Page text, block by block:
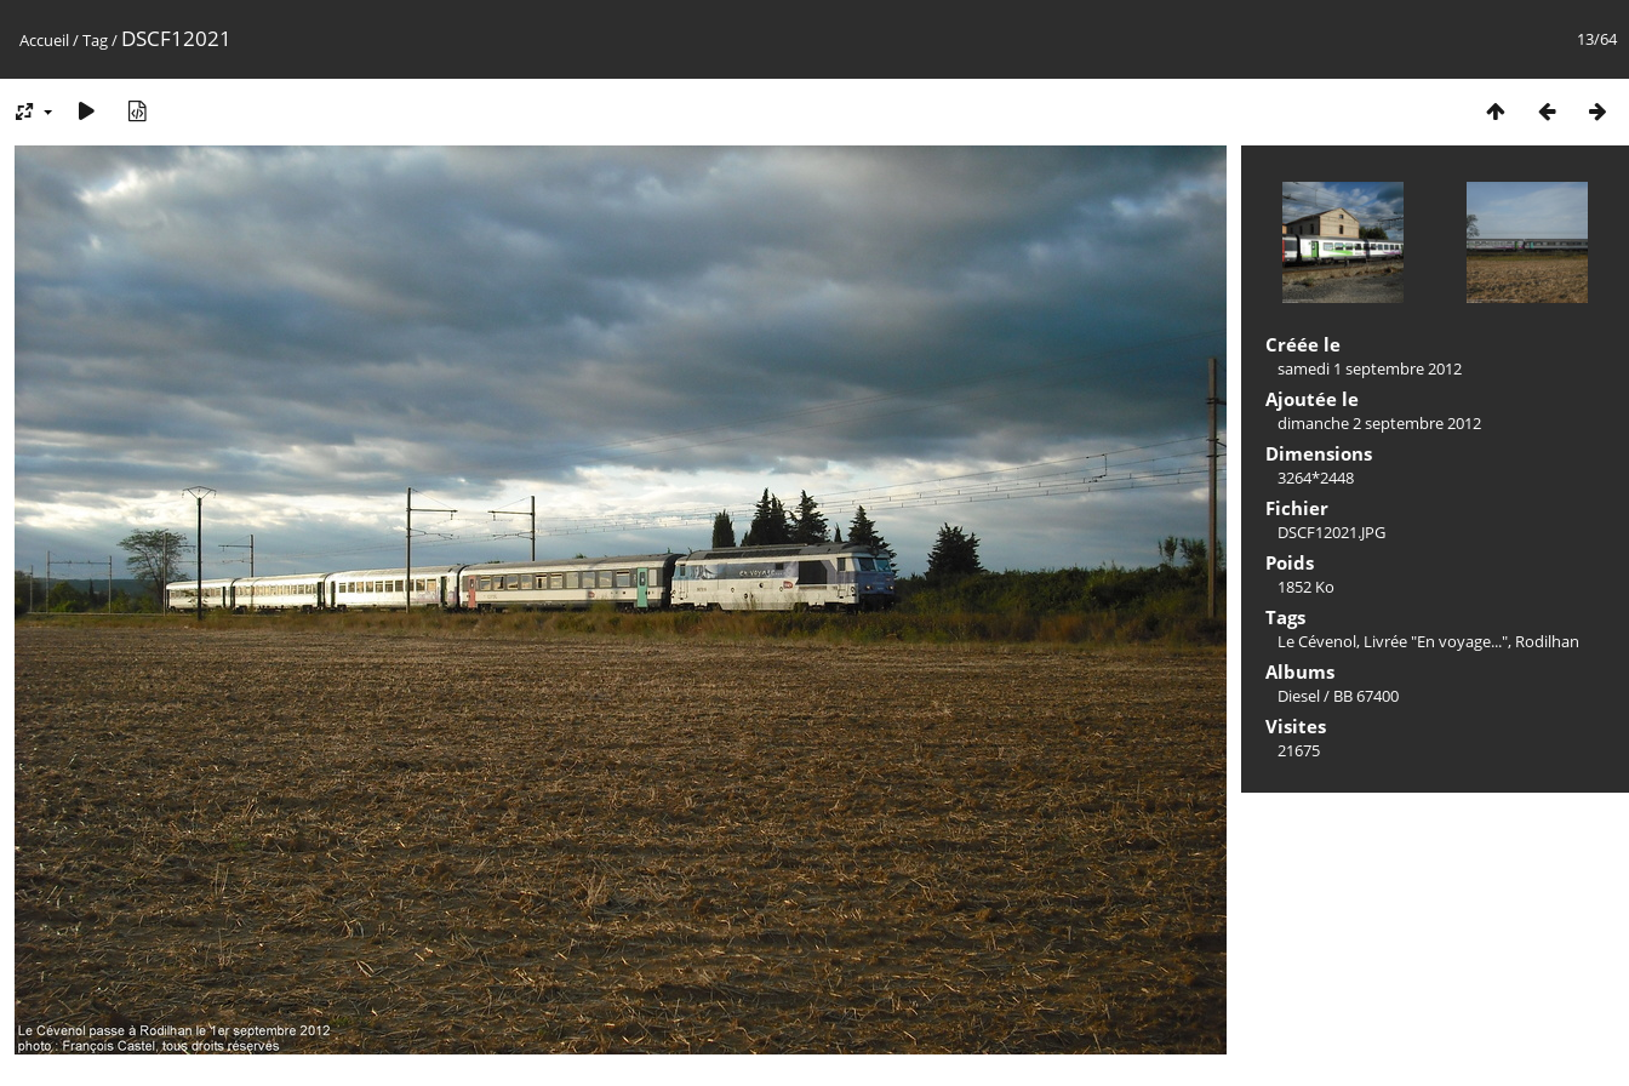
13/64
Accueil/Tag/ DSCF12021
Créée le
samedi 1 septembre 2012
Ajoutée le
dimanche 2 septembre 2012
Dimensions
3264*2448
Fichier
DSCF12021.JPG
Poids
1852 Ko
Tags
Le Cévenol, Livrée "En voyage...", Rodilhan
Albums
Diesel/ BB 67400
Visites
21675